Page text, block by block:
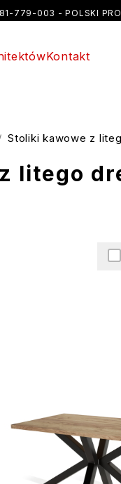
779-003 - POLSKI
Kontakt
litego
Stoliki kawowe z